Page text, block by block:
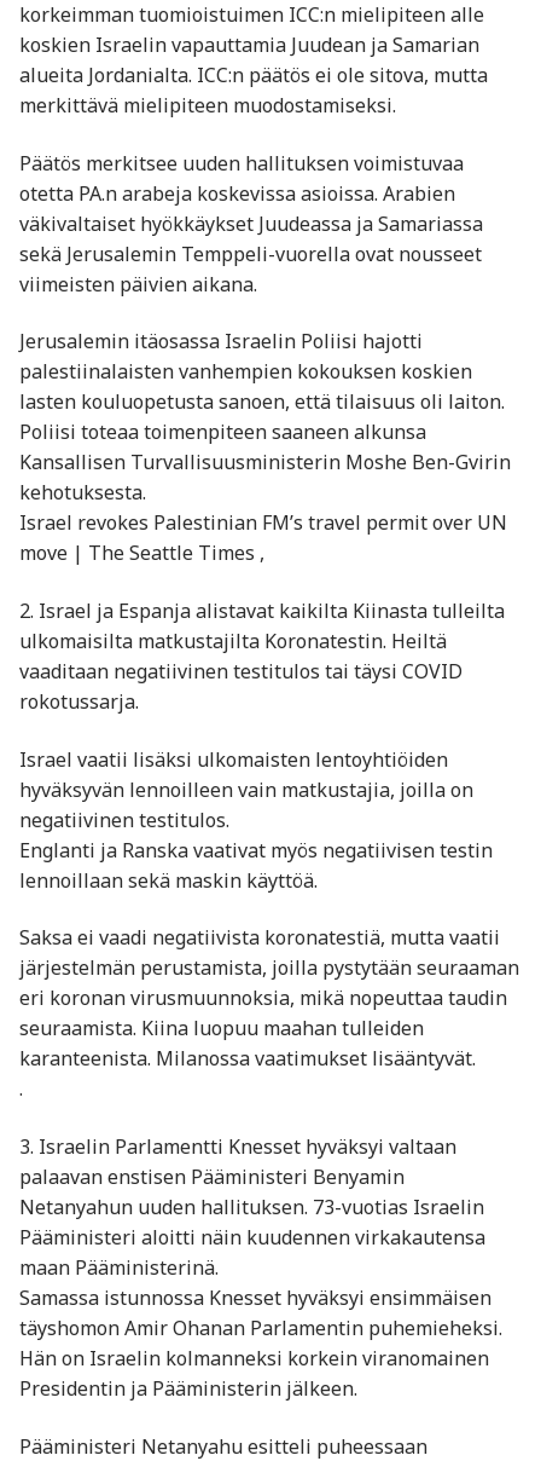
korkeimman tuomioistuimen ICC:n mielipiteen alle
koskien Israelin vapauttamia Juudean ja Samarian
alueita Jordanialta. ICC:n päätös ei ole sitova, mutta
merkittävä mielipiteen muodostamiseksi.
Päätös merkitsee uuden hallituksen voimistuvaa
otetta PA.n arabeja koskevissa asioissa. Arabien
väkivaltaiset hyökkäykset Juudeassa ja Samariassa
sekä Jerusalemin Temppeli-vuorella ovat nousseet
viimeisten päivien aikana.
Jerusalemin itäosassa Israelin Poliisi hajotti
palestiinalaisten vanhempien kokouksen koskien
lasten kouluopetusta sanoen, että tilaisuus oli laiton.
Poliisi toteaa toimenpiteen saaneen alkunsa
Kansallisen Turvallisuusministerin Moshe Ben-Gvirin
kehotuksesta.
Israel revokes Palestinian FM’s travel permit over UN
move | The Seattle Times ,
2. Israel ja Espanja alistavat kaikilta Kiinasta tulleilta
ulkomaisilta matkustajilta Koronatestin. Heiltä
vaaditaan negatiivinen testitulos tai täysi COVID
rokotussarja.
Israel vaatii lisäksi ulkomaisten lentoyhtiöiden
hyväksyvän lennoilleen vain matkustajia, joilla on
negatiivinen testitulos.
Englanti ja Ranska vaativat myös negatiivisen testin
lennoillaan sekä maskin käyttöä.
Saksa ei vaadi negatiivista koronatestiä, mutta vaatii
järjestelmän perustamista, joilla pystytään seuraaman
eri koronan virusmuunnoksia, mikä nopeuttaa taudin
seuraamista. Kiina luopuu maahan tulleiden
karanteenista. Milanossa vaatimukset lisääntyvät.
.
3. Israelin Parlamentti Knesset hyväksyi valtaan
palaavan enstisen Pääministeri Benyamin
Netanyahun uuden hallituksen. 73-vuotias Israelin
Pääministeri aloitti näin kuudennen virkakautensa
maan Pääministerinä.
Samassa istunnossa Knesset hyväksyi ensimmäisen
täyshomon Amir Ohanan Parlamentin puhemieheksi.
Hän on Israelin kolmanneksi korkein viranomainen
Presidentin ja Pääministerin jälkeen.
Pääministeri Netanyahu esitteli puheessaan